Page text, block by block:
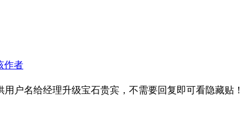
作者
户名给经理升级宝石贵宾，不需要回复即可看隐藏贴！